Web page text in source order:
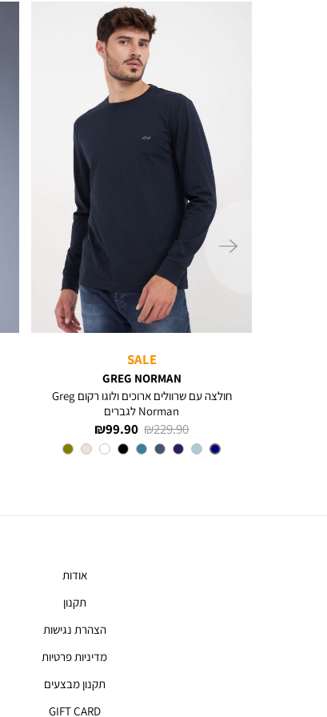
ימינה
SALE
GREG NORMAN
חולצה עם שרוולים ארוכים ולוגו רקום Greg
Norman לגברים
מחיר
מוצר
99.90 ₪
מחיר
רגיל
229.90 ₪
צבע
NAVY
אודות
תקנון
הצהרת נגישות
מדיניות פרטיות
תקנון מבצעים
GIFT CARD